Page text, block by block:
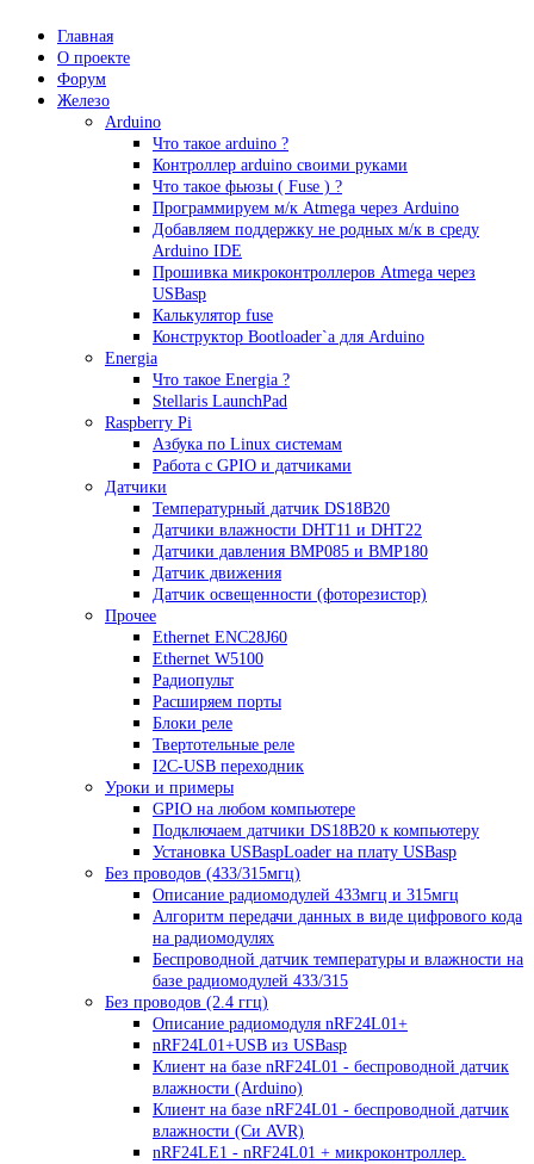
Главная
О проекте
Форум
Железо
Arduino
Что такое аrduino ?
Контроллер arduino своими руками
Что такое фьюзы ( Fuse ) ?
Программируем м/к Atmega через Arduino
Добавляем поддержку не родных м/к в среду
Arduino IDE
Прошивка микроконтроллеров Atmega через
USBasp
Калькулятор fuse
Конструктор Bootloader`а для Arduino
Energia
Что такое Energia ?
Stellaris LaunchPad
Raspberry Pi
Азбука по Linux системам
Работа с GPIO и датчиками
Датчики
Температурный датчик DS18B20
Датчики влажности DHT11 и DHT22
Датчики давления BMP085 и BMP180
Датчик движения
Датчик освещенности (фоторезистор)
Прочее
Ethernet ENC28J60
Ethernet W5100
Радиопульт
Расширяем порты
Блоки реле
Твертотельные реле
I2C-USB переходник
Уроки и примеры
GPIO на любом компьютере
Подключаем датчики DS18B20 к компьютеру
Установка USBaspLoader на плату USBasp
Без проводов (433/315мгц)
Описание радиомодулей 433мгц и 315мгц
Алгоритм передачи данных в виде цифрового кода
на радиомодулях
Беспроводной датчик температуры и влажности на
базе радиомодулей 433/315
Без проводов (2.4 ггц)
Описание радиомодуля nRF24L01+
nRF24L01+USB из USBasp
Клиент на базе nRF24L01 - беспроводной датчик
влажности (Arduino)
Клиент на базе nRF24L01 - беспроводной датчик
влажности (Си AVR)
nRF24LE1 - nRF24L01 + микроконтроллер.